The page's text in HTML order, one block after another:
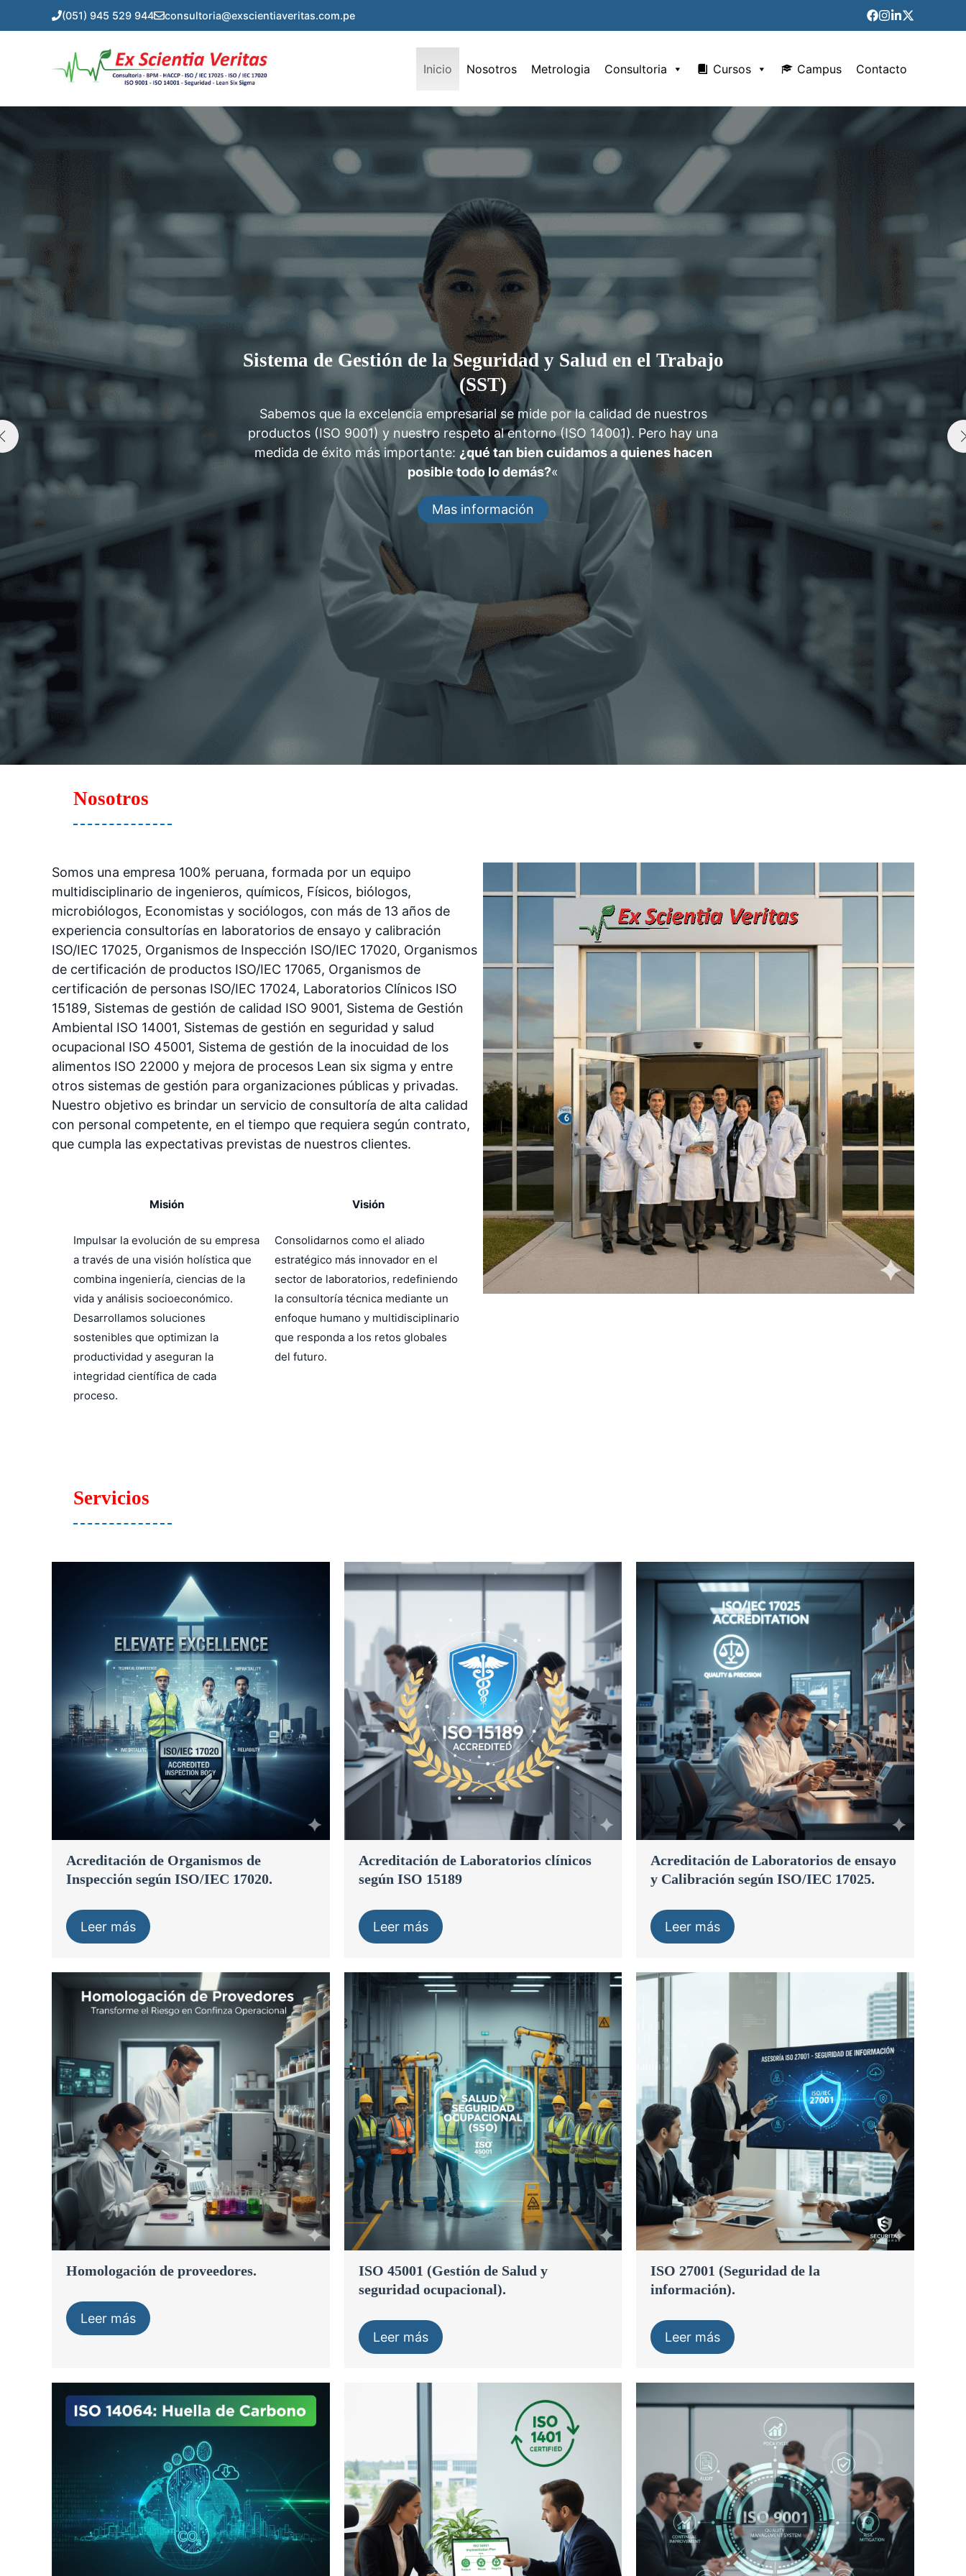
al
(051) 945 529 944 consultoria@exscientiaveritas.com.pe
Inicio Nosotros Metrologia Consultoria Cursos Campus Contacto
Sistema de Gestión de la Seguridad y Salud en el Trabajo
(SST)
Sabemos que la excelencia empresarial se mide por la calidad de nuestros
productos (ISO 9001) y nuestro respeto al entorno (ISO 14001). Pero hay una
medida de éxito más importante: ¿qué tan bien cuidamos a quienes hacen
posible todo lo demás?«
Mas información
Nosotros
Somos una empresa 100% peruana, formada por un equipo
multidisciplinario de ingenieros, químicos, Físicos, biólogos,
microbiólogos, Economistas y sociólogos, con más de 13 años de
experiencia consultorías en laboratorios de ensayo y calibración
ISO/IEC 17025, Organismos de Inspección ISO/IEC 17020, Organismos
de certificación de productos ISO/IEC 17065, Organismos de
certificación de personas ISO/IEC 17024, Laboratorios Clínicos ISO
15189, Sistemas de gestión de calidad ISO 9001, Sistema de Gestión
Ambiental ISO 14001, Sistemas de gestión en seguridad y salud
ocupacional ISO 45001, Sistema de gestión de la inocuidad de los
alimentos ISO 22000 y mejora de procesos Lean six sigma y entre
otros sistemas de gestión para organizaciones públicas y privadas.
Nuestro objetivo es brindar un servicio de consultoría de alta calidad
con personal competente, en el tiempo que requiera según contrato,
que cumpla las expectativas previstas de nuestros clientes.
Misión
Impulsar la evolución de su empresa
a través de una visión holística que
combina ingeniería, ciencias de la
vida y análisis socioeconómico.
Desarrollamos soluciones
sostenibles que optimizan la
productividad y aseguran la
integridad científica de cada
proceso.
Visión
Consolidarnos como el aliado
estratégico más innovador en el
sector de laboratorios, redefiniendo
la consultoría técnica mediante un
enfoque humano y multidisciplinario
que responda a los retos globales
del futuro.
Servicios
Acreditación de Organismos de
Inspección según ISO/IEC 17020.
Leer más
Acreditación de Laboratorios clínicos
según ISO 15189
Leer más
Acreditación de Laboratorios de ensayo
y Calibración según ISO/IEC 17025.
Leer más
Homologación de proveedores.
Leer más
ISO 45001 (Gestión de Salud y
seguridad ocupacional).
Leer más
ISO 27001 (Seguridad de la
información).
Leer más